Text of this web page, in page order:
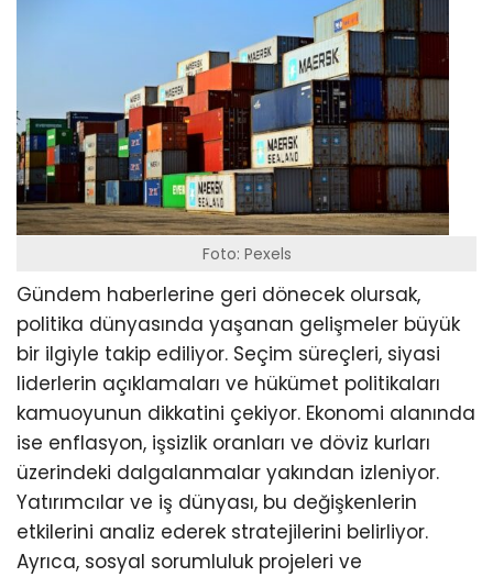
Foto: Pexels
Gündem haberlerine geri dönecek olursak,
politika dünyasında yaşanan gelişmeler büyük
bir ilgiyle takip ediliyor. Seçim süreçleri, siyasi
liderlerin açıklamaları ve hükümet politikaları
kamuoyunun dikkatini çekiyor. Ekonomi alanında
ise enflasyon, işsizlik oranları ve döviz kurları
üzerindeki dalgalanmalar yakından izleniyor.
Yatırımcılar ve iş dünyası, bu değişkenlerin
etkilerini analiz ederek stratejilerini belirliyor.
Ayrıca, sosyal sorumluluk projeleri ve